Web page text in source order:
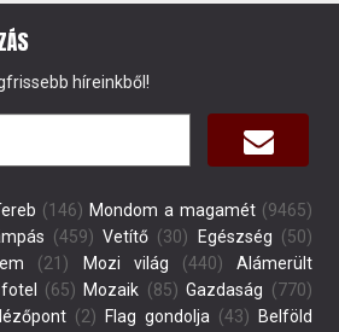
híreinkből!
(146) Mondom a magamét(9465)
(459) Vetítő (30) Egészség (50)
(21) Mozi világ (440)
Alámerült
(65) Mozaik (85) Gazdaság (770)
(2) Flag gondolja(43)
Belföld